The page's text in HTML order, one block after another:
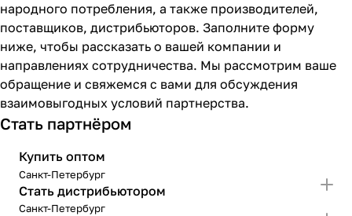
народного потребления, а также производителей,
поставщиков, дистрибьюторов. Заполните форму
ниже, чтобы рассказать о вашей компании и
направлениях сотрудничества. Мы рассмотрим ваше
обращение и свяжемся с вами для обсуждения
взаимовыгодных условий партнерства.
Стать партнёром
Купить оптом
Санкт-Петербург
Стать дистрибьютором
Санкт-Петербург